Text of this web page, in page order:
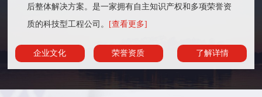
后整体解决方案。是一家拥有自主知识产权和多项荣誉资
质的科技型工程公司。
[查看更多]
企业文化 荣誉资质 了解详情